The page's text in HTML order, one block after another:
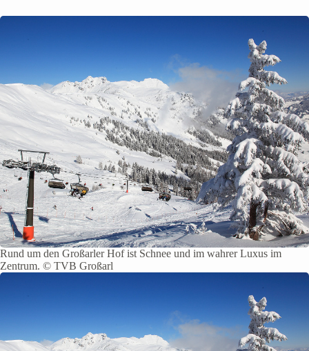
Rund um den Großarler Hof ist Schnee und im wahrer Luxus im
Zentrum. © TVB Großarl